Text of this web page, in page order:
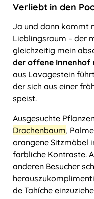
Verliebt in den
Ja und dann kommt
Lieblingsraum – der
gleichzeitig mein
der offene Innenhof
aus Lavagestein
der sich aus einer
speist.
Ausgesuchte
Drachenbaum,
orangene Sitzmöbel
farbliche Kontraste.
anderen Besucher
de Tahíche